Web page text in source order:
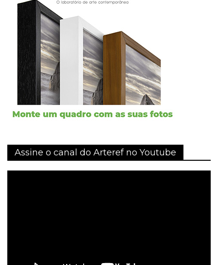
Assine o canal do Arteref no Youtube